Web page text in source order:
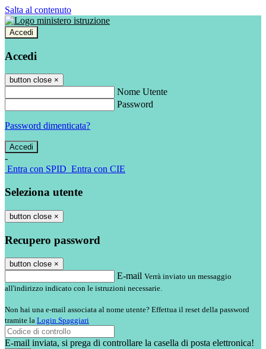
Salta al contenuto
Accedi
Accedi
button close ×
Nome Utente
Password
Password dimenticata?
-
Entra con SPID Entra con CIE
Seleziona utente
button close ×
Recupero password
button close ×
E-mail Verrà inviato un messaggio
all'indirizzo indicato con le istruzioni necessarie.
Non hai una e-mail associata al nome utente? Effettua il reset della password
tramite la Login Spaggiari
E-mail inviata, si prega di controllare la casella di posta elettronica!